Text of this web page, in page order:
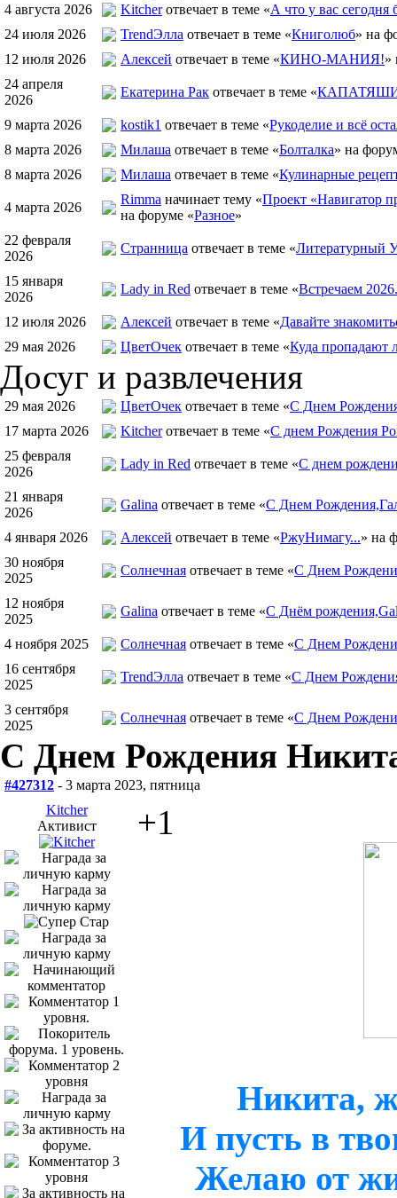
4 августа 2026 Kitcherотвечает в теме «А что у вас сегодня
24 июля 2026
TrendЭлла отвечает в теме «Книголюб» на
12 июля 2026
Алексей отвечает в теме «КИНО-МАНИЯ!»
24 апреля
2026
Екатерина Рак отвечает в теме «КАПАТЯШИ
9 марта 2026 kostik1 отвечает в теме «Рукоделие и всё
8 марта 2026
Милаша отвечает в теме «Болталка» на
8 марта 2026
Милаша отвечает в теме «Кулинарные
4 марта 2026
Rimma начинает тему «Проект «Навигатор
на форуме «Разное»
22 февраля
2026
Странница отвечает в теме «Литературный
15 января
2026
Lady in Red отвечает в теме «Встречаем
12 июля 2026 Алексей отвечает в теме «Давайте
29 мая 2026
ЦветOчек отвечает в теме «Куда пропадают
Досуг и развлечения
29 мая 2026 ЦветOчек отвечает в теме «С Днем
17 марта 2026
Kitcherотвечает в теме «С днем Рождения
25 февраля
2026
Lady in Red отвечает в теме «С днем
21 января
2026
Galina отвечает в теме «С Днем
4 января 2026 Алексей отвечает в теме «РжуНимагу...» на
30 ноября
2025
Солнечная отвечает в теме «С Днем
12 ноября
2025
Galina отвечает в теме «С Днём
4 ноября 2025 Солнечная отвечает в теме «С Днем
16 сентября
2025
TrendЭлла отвечает в теме «С Днем
3 сентября
2025
Солнечная отвечает в теме «С Днем
С Днем Рождения
#427312 - 3 марта 2023, пятница
Kitcher
Активист
+1
Никита,
И пусть в
Желаю от